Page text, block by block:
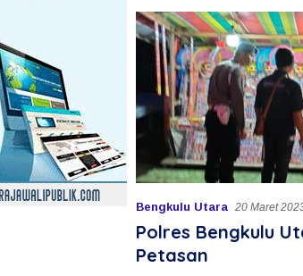
Bengkulu Utara 20 Maret
Polres Bengkulu
Petasan